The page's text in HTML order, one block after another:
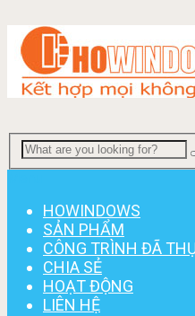
HOWINDOWS
SẢN PHẨM
CÔNG TRÌNH ĐÃ
CHIA SẺ
HOẠT ĐỘNG
LIÊN HỆ